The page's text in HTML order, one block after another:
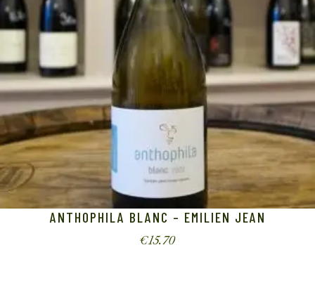
ANTHOPHILA BLANC – EMILIEN JEAN
€15.70